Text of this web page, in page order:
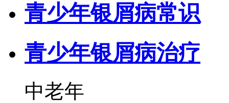
青少年银屑病常识
青少年银屑病治疗
中老年